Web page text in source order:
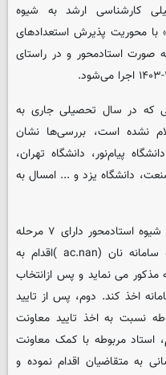
کارشناسی ارشد به شیوه
با محوریت پذیرش استعدادهای
صورت استادمحور و در راستای
که در سال تحصیلی جاری به
نشده است، بررسی‌ها نشان
پیام‌نور، دانشگاه تهران،
دانشگاه یزد و ... امسال به
گفتنی است، فرایند پذیرش دانشجو به شیوه استادمحور دارای ۷ مرحله
زیر است؛ نخست استاد با مراجعه به سامانه نان (ac.nan )اقدام به
می نماید و پس ازانتخاب
اخذ کند. دوم، پس از تایید
نسبت به اخذ تایید معاونت
استاد مربوطه با کمک معاونت
به متقاضیان اقدام نموده و